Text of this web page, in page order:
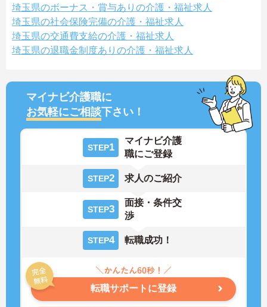
埼玉県のボーナス・賞与ありの介護・福祉求人
埼玉県の社会保険完備の介護・福祉求人
埼玉県の交通費支給の介護・福祉求人
埼玉県の退職金制度ありの介護・福祉求人
マイナビ介護職に
お気軽にご相談下さい！
STEP1
マイナビ介護
職にご登録
STEP2 求人のご紹介
STEP3
面接・条件交
渉
STEP4 転職成功！
転職サポートに登録